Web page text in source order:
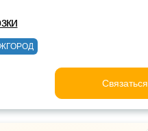
Связаться